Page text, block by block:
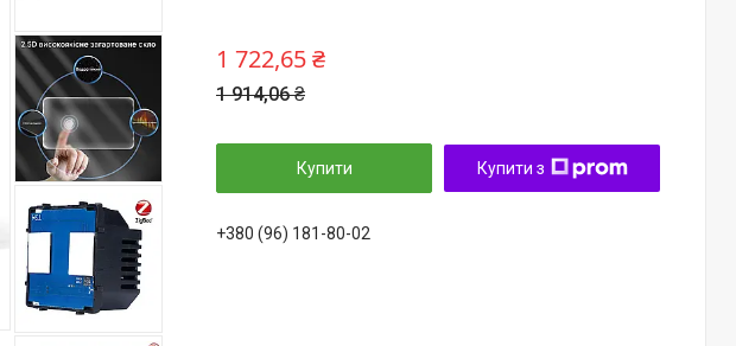
1 914,06 ₴
1 722,65 ₴
Купити Купити з
+380 (96) 181-80-02